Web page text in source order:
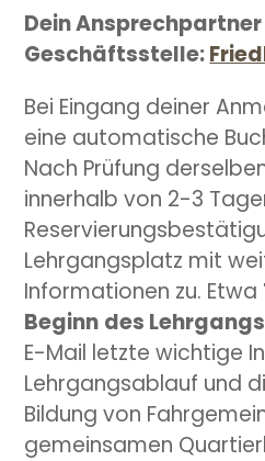
Dein
Geschäftsstelle:
Bei Eingang deiner
eine automatische
Nach Prüfung
innerhalb von 2-3
Lehrgangsplatz mit
Informationen zu. Etwa
Beginn des Lehrgangs
E-Mail letzte wichtige
Lehrgangsablauf und
Bildung von
gemeinsamen